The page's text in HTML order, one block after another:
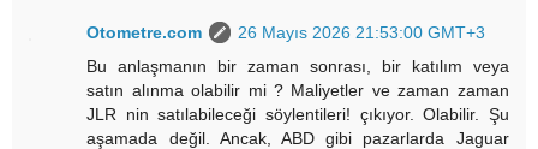
Otometre.com
26 Mayıs 2026 21:53:00 GMT+3
Bu anlaşmanın bir zaman sonrası, bir katılım veya
satın alınma olabilir mi ? Maliyetler ve zaman zaman
JLR nin satılabileceği söylentileri! çıkıyor. Olabilir. Şu
aşamada değil. Ancak, ABD gibi pazarlarda Jaguar